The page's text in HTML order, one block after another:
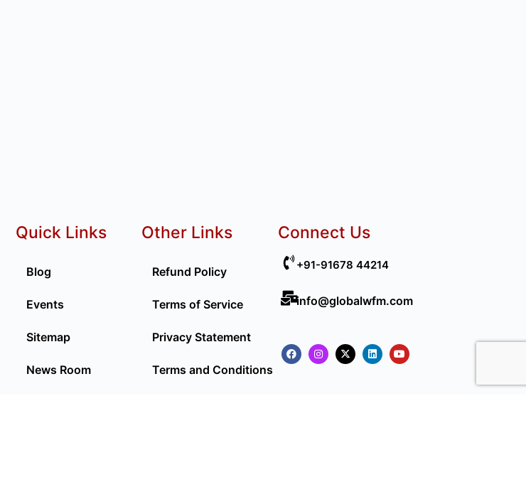
Quick Links
Blog
Events
Sitemap
News Room
Other Links
Refund Policy
Terms of Service
Privacy Statement
Terms and Conditions
Connect Us
+91-91678 44214
info@globalwfm.com